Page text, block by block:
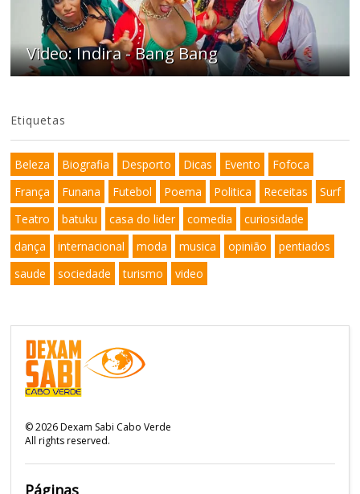
Video: Indira - Bang Bang
Etiquetas
Beleza Biografia Desporto Dicas Evento
Fofoca
França
Funana Futebol Poema Politica Receitas
Surf
Teatro
batuku casa do lider comedia
curiosidade
dança
internacional moda musica opinião
pentiados
saude
sociedade turismo video
©2026Dexam Sabi Cabo Verde
All rights reserved.